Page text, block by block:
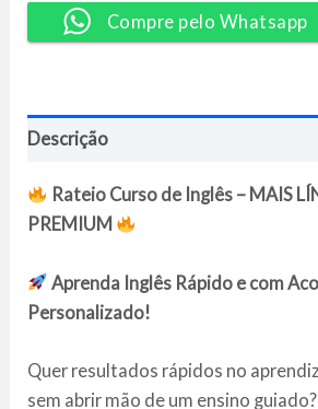
Mais
Línguas
Compre pelo Whatsapp
Descrição
Rateio Curso de Inglês – MAIS
PREMIUM
Aprenda Inglês Rápido e com
Personalizado!
Quer resultados rápidos no
sem abrir mão de um ensino